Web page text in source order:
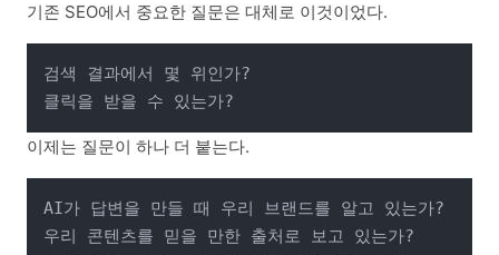
기존 SEO에서 중요한 질문은 대체로 이것이었다.
검색 결과에서 몇 위인가?
이제는 질문이 하나 더 붙는다.
AI가 답변을 만들 때 우리 브랜드를 알고 있는가?
우리 콘텐츠를 믿을 만한 출처로 보고 있는가?